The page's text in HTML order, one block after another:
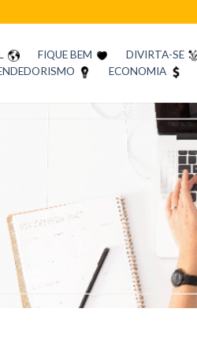
FIQUE BEM DIVIRTA-SE
ECONOMIA